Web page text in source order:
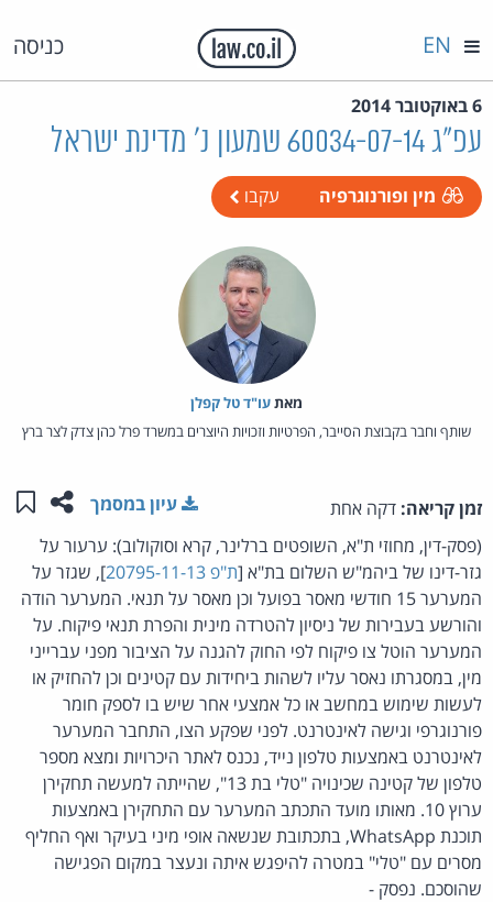
כניסה EN
6 באוקטובר 2014
עפ"ג 60034-07-14 שמעון נ' מדינת ישראל
מין ופורנוגרפיה עקבו
מאת‏עו"ד טל קפלן
שותף וחבר בקבוצת הסייבר, הפרטיות וזכויות היוצרים במשרד פרל כהן צדק לצר ברץ
זמן קריאה: דקה אחת שתפו
עיון במסמך
(פסק-דין, מחוזי ת"א, השופטים ברלינר, קרא וסוקולוב): ערעור על
גזר-דינו של ביהמ"ש השלום בת"א [ת"פ 20795-11-13
], שגזר על
המערער 15 חודשי מאסר בפועל וכן מאסר על תנאי. המערער הודה
והורשע בעבירות של ניסיון להטרדה מינית והפרת תנאי פיקוח. על
המערער הוטל צו פיקוח לפי החוק להגנה על הציבור מפני עברייני
מין, במסגרתו נאסר עליו לשהות ביחידות עם קטינים וכן להחזיק או
לעשות שימוש במחשב או כל אמצעי אחר שיש בו לספק חומר
פורנוגרפי וגישה לאינטרנט. לפני שפקע הצו, התחבר המערער
לאינטרנט באמצעות טלפון נייד, נכנס לאתר היכרויות ומצא מספר
טלפון של קטינה שכינויה "טלי בת 13", שהייתה למעשה תחקירן
ערוץ 10. מאותו מועד התכתב המערער עם התחקירן באמצעות
תוכנת WhatsApp, בתכתובת שנשאה אופי מיני בעיקר ואף החליף
מסרים עם "טלי" במטרה להיפגש איתה ונעצר במקום הפגישה
שהוסכם. נפסק -